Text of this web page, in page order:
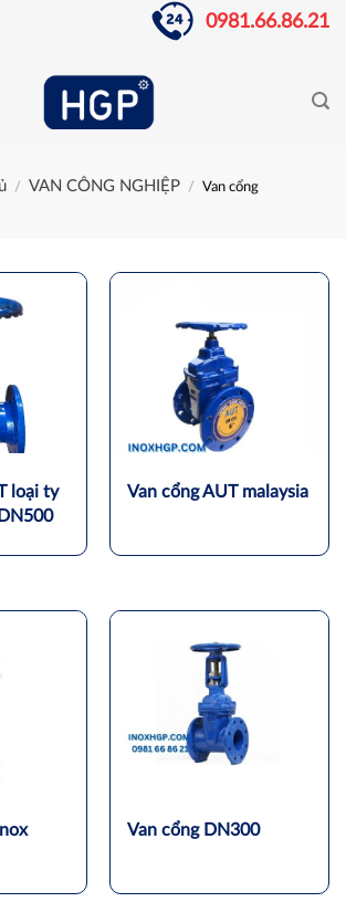
0981.66.86.21
/ VAN CÔNG NGHIỆP / Van cổng
loại ty
Van cổng AUT malaysia
Van cổng DN300